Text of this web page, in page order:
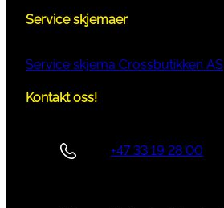
Service skjemaer
Service skjema Crossbutikken AS
Kontakt oss!
+47 33 19 28 00